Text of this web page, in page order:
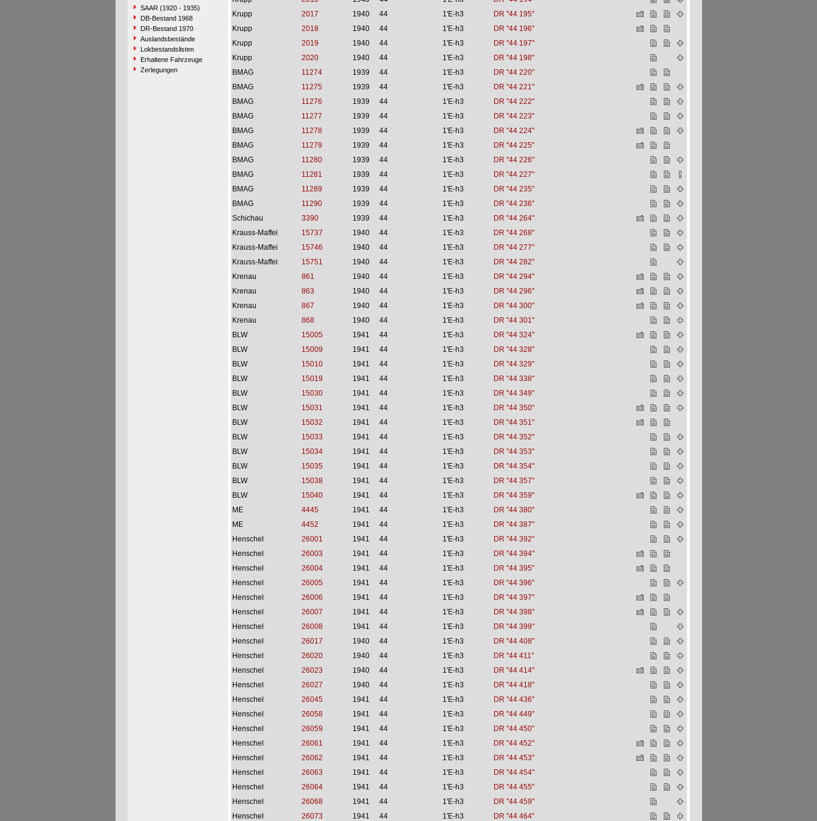
SAAR (1920 - 1935)
DB-Bestand 1968
DR-Bestand 1970
Auslandsbestände
Lokbestandslisten
Erhaltene Fahrzeuge
Zerlegungen
Krupp
2017 1940 44 1'E-h3
DR "44 195"
Krupp
2018 1940 44 1'E-h3
DR "44 196"
Krupp
2019 1940 44 1'E-h3
DR "44 197"
Krupp
2020 1940 44 1'E-h3
DR "44 198"
BMAG
11274 1939 44 1'E-h3
DR "44 220"
BMAG
11275 1939 44 1'E-h3
DR "44 221"
BMAG
11276 1939 44 1'E-h3
DR "44 222"
BMAG
11277 1939 44 1'E-h3
DR "44 223"
BMAG
11278 1939 44 1'E-h3
DR "44 224"
BMAG
11279 1939 44 1'E-h3
DR "44 225"
BMAG
11280 1939 44 1'E-h3
DR "44 226"
BMAG
11281 1939 44 1'E-h3
DR "44 227"
BMAG
11289 1939 44 1'E-h3
DR "44 235"
BMAG
11290 1939 44 1'E-h3
DR "44 236"
Schichau
3390 1939 44 1'E-h3
DR "44 264"
Krauss-Maffei
15737 1940 44 1'E-h3
DR "44 268"
Krauss-Maffei
15746 1940 44 1'E-h3
DR "44 277"
Krauss-Maffei
15751 1940 44 1'E-h3
DR "44 282"
Krenau
861 1940 44 1'E-h3
DR "44 294"
Krenau
863 1940 44 1'E-h3
DR "44 296"
Krenau
867 1940 44 1'E-h3
DR "44 300"
Krenau
868 1940 44 1'E-h3
DR "44 301"
BLW
15005 1941 44 1'E-h3
DR "44 324"
BLW
15009 1941 44 1'E-h3
DR "44 328"
BLW
15010 1941 44 1'E-h3
DR "44 329"
BLW
15019 1941 44 1'E-h3
DR "44 338"
BLW
15030 1941 44 1'E-h3
DR "44 349"
BLW
15031 1941 44 1'E-h3
DR "44 350"
BLW
15032 1941 44 1'E-h3
DR "44 351"
BLW
15033 1941 44 1'E-h3
DR "44 352"
BLW
15034 1941 44 1'E-h3
DR "44 353"
BLW
15035 1941 44 1'E-h3
DR "44 354"
BLW
15038 1941 44 1'E-h3
DR "44 357"
BLW
15040 1941 44 1'E-h3
DR "44 359"
ME
4445 1941 44 1'E-h3
DR "44 380"
ME
4452 1941 44 1'E-h3
DR "44 387"
Henschel
26001 1941 44 1'E-h3
DR "44 392"
Henschel
26003 1941 44 1'E-h3
DR "44 394"
Henschel
26004 1941 44 1'E-h3
DR "44 395"
Henschel
26005 1941 44 1'E-h3
DR "44 396"
Henschel
26006 1941 44 1'E-h3
DR "44 397"
Henschel
26007 1941 44 1'E-h3
DR "44 398"
Henschel
26008 1941 44 1'E-h3
DR "44 399"
Henschel
26017 1940 44 1'E-h3
DR "44 408"
Henschel
26020 1940 44 1'E-h3
DR "44 411"
Henschel
26023 1940 44 1'E-h3
DR "44 414"
Henschel
26027 1940 44 1'E-h3
DR "44 418"
Henschel
26045 1941 44 1'E-h3
DR "44 436"
Henschel
26058 1941 44 1'E-h3
DR "44 449"
Henschel
26059 1941 44 1'E-h3
DR "44 450"
Henschel
26061 1941 44 1'E-h3
DR "44 452"
Henschel
26062 1941 44 1'E-h3
DR "44 453"
Henschel
26063 1941 44 1'E-h3
DR "44 454"
Henschel
26064 1941 44 1'E-h3
DR "44 455"
Henschel
26068 1941 44 1'E-h3
DR "44 459"
Henschel
26073 1941 44 1'E-h3 DR "44 464"